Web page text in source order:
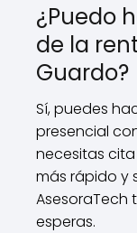
¿Puedo
de la
Guardo?
Sí, puedes
presencial
necesitas cita
más rápido y
AsesoraTech
esperas.